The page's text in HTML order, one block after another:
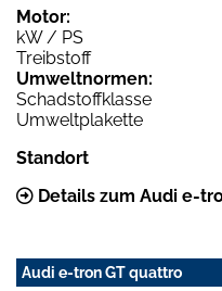
Motor:
kW / PS
Treibstoff
Umweltnormen:
Schadstoffklasse
Umweltplakette
Standort
Details zum Audi e-
Audi e-tron GT quattro